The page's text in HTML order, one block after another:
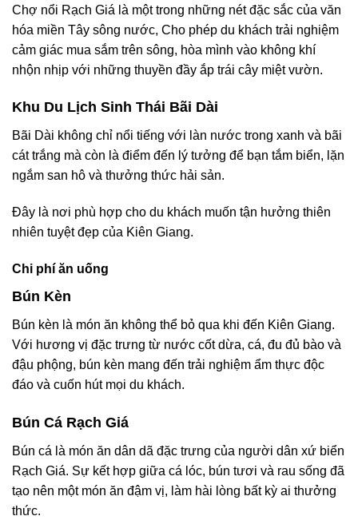
Chợ nổi Rạch Giá là một trong những nét đặc sắc của văn
hóa miền Tây sông nước, Cho phép du khách trải nghiệm
cảm giác mua sắm trên sông, hòa mình vào không khí
nhộn nhịp với những thuyền đầy ắp trái cây miệt vườn.
Khu Du Lịch Sinh Thái Bãi Dài
Bãi Dài không chỉ nổi tiếng với làn nước trong xanh và bãi
cát trắng mà còn là điểm đến lý tưởng để bạn tắm biển, lặn
ngắm san hô và thưởng thức hải sản.
Đây là nơi phù hợp cho du khách muốn tận hưởng thiên
nhiên tuyệt đẹp của Kiên Giang.
Chi phí ăn uống
Bún Kèn
Bún kèn là món ăn không thể bỏ qua khi đến Kiên Giang.
Với hương vị đặc trưng từ nước cốt dừa, cá, đu đủ bào và
đậu phộng, bún kèn mang đến trải nghiệm ẩm thực độc
đáo và cuốn hút mọi du khách.
Bún Cá Rạch Giá
Bún cá là món ăn dân dã đặc trưng của người dân xứ biển
Rạch Giá. Sự kết hợp giữa cá lóc, bún tươi và rau sống đã
tạo nên một món ăn đậm vị, làm hài lòng bất kỳ ai thưởng
thức.